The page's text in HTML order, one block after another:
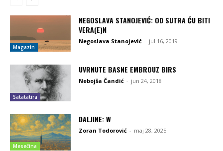
Magazin
NEGOSLAVA STANOJEVIĆ: OD SUTRA ĆU BITI
VERA(E)N
Negoslava Stanojević - jul 16, 2019
Satatatira
UVRNUTE BASNE EMBROUZ BIRS
Nebojša Čandić - jun 24, 2018
Mesečina
DALJINE: W
Zoran Todorović - maj 28, 2025